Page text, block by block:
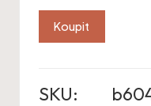
Koupit
SKU: